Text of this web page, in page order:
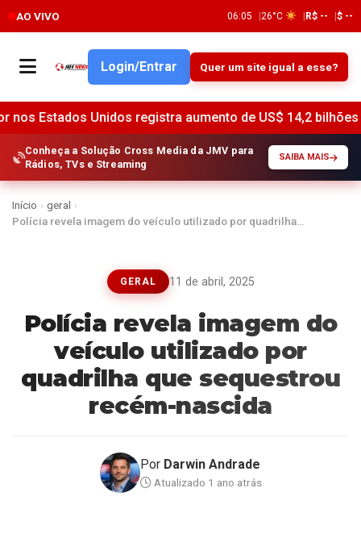
AO VIVO 06:05 26°C R$ -- $ --
Login/Entrar Quer um site igual a esse?
Unidos registra aumento de US$ 14,2 bilhões em junho,
Conheça a Solução Cross Media da JMV para
Rádios, TVs e Streaming
SAIBA MAIS
Início › geral ›
Polícia revela imagem do veículo utilizado por quadrilha…
GERAL 11 de abril, 2025
Polícia revela imagem do
veículo utilizado por
quadrilha que sequestrou
recém-nascida
Por Darwin Andrade
Atualizado 1 ano atrás